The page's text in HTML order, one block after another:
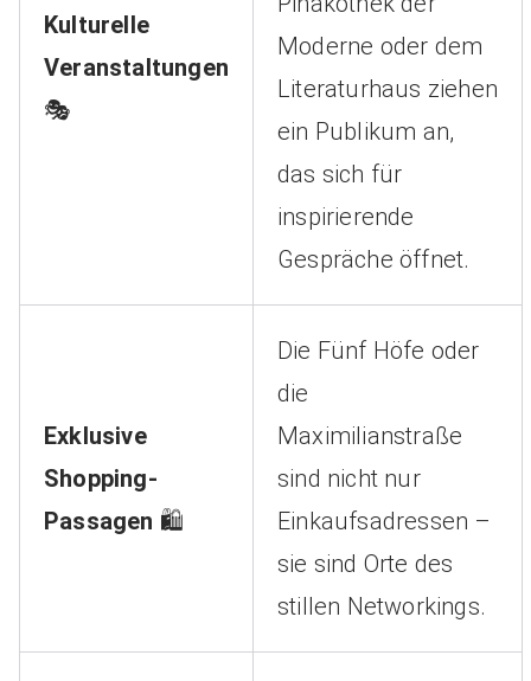
Kulturelle
Veranstaltungen
🎭
Moderne oder dem
Literaturhaus ziehen
ein Publikum an,
das sich für
inspirierende
Gespräche öffnet.
Exklusive
Shopping-
Passagen 🛍️
Die Fünf Höfe oder
die
Maximilianstraße
sind nicht nur
Einkaufsadressen –
sie sind Orte des
stillen Networkings.